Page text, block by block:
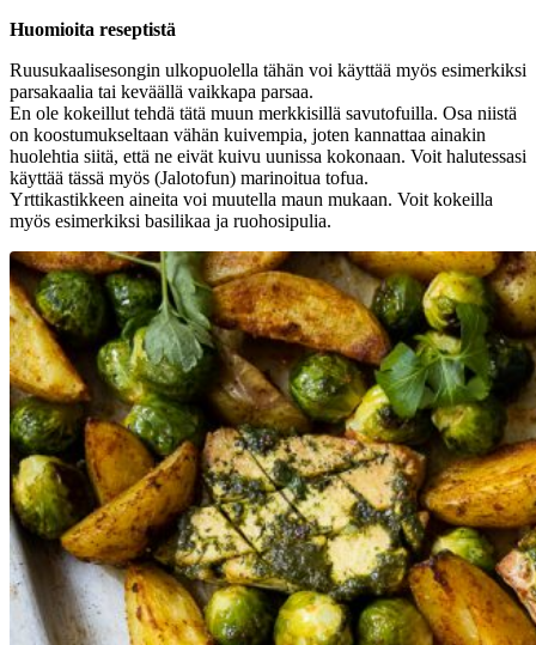
Huomioita reseptistä
Ruusukaalisesongin ulkopuolella tähän voi käyttää myös esimerkiksi
parsakaalia tai keväällä vaikkapa parsaa.
En ole kokeillut tehdä tätä muun merkkisillä savutofuilla. Osa niistä
on koostumukseltaan vähän kuivempia, joten kannattaa ainakin
huolehtia siitä, että ne eivät kuivu uunissa kokonaan. Voit halutessasi
käyttää tässä myös (Jalotofun) marinoitua tofua.
Yrttikastikkeen aineita voi muutella maun mukaan. Voit kokeilla
myös esimerkiksi basilikaa ja ruohosipulia.